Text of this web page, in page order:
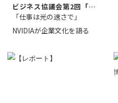
ビジネス協議会第2回「起
業から成功へ...
「仕事は光の速さで」
NVIDIAが企業文化を語る